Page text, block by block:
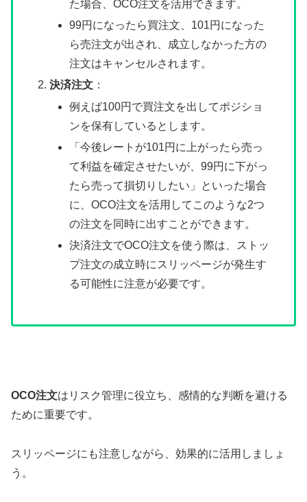
た場合、OCO注文を活用できます。
99円になったら買注文、101円になった
ら売注文が出され、成立しなかった方の
注文はキャンセルされます。
決済注文 ：
例えば100円で買注文を出してポジショ
ンを保有しているとします。
「今後レートが101円に上がったら売っ
て利益を確定させたいが、99円に下がっ
たら売って損切りしたい」といった場合
に、OCO注文を活用してこのような2つ
の注文を同時に出すことができます。
決済注文でOCO注文を使う際は、ストッ
プ注文の成立時にスリッページが発生す
る可能性に注意が必要です。
OCO注文はリスク管理に役立ち、感情的な判断を避ける
ために重要です。
スリッページにも注意しながら、効果的に活用しましょ
う。